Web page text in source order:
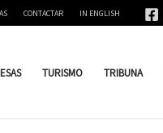
CONTACTAR IN ENGLISH
TURISMO TRIBUNA